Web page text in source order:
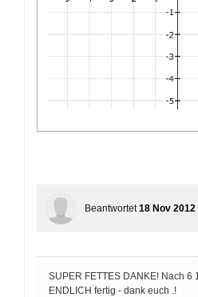
Beantwortet 18 Nov 2012
SUPER FETTES DANKE! Nach 6
ENDLICH fertig - dank euch .!